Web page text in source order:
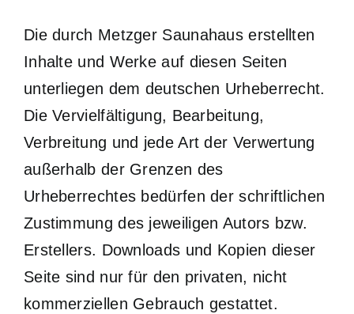
Die durch Metzger Saunahaus erstellten
Inhalte und Werke auf diesen Seiten
unterliegen dem deutschen Urheberrecht.
Die Vervielfältigung, Bearbeitung,
Verbreitung und jede Art der Verwertung
außerhalb der Grenzen des
Urheberrechtes bedürfen der schriftlichen
Zustimmung des jeweiligen Autors bzw.
Erstellers. Downloads und Kopien dieser
Seite sind nur für den privaten, nicht
kommerziellen Gebrauch gestattet.